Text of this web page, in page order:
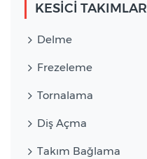
KESİCİ TAKIMLAR
Delme
Frezeleme
Tornalama
Diş Açma
Takım Bağlama